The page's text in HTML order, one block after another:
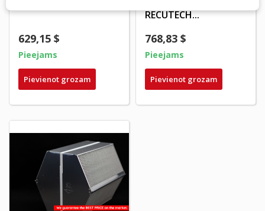
629,15 $
Pieejams
Pievienot grozam
RECUTECH...
768,83 $
Pieejams
Pievienot grozam